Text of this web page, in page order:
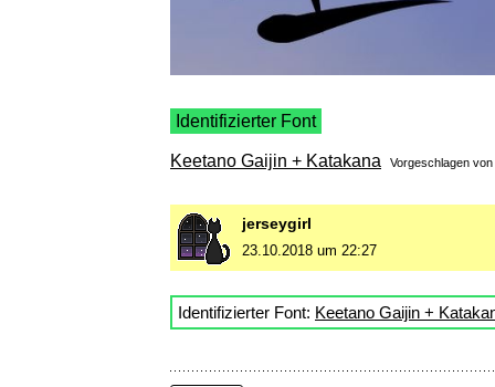
Identifizierter Font
Keetano Gaijin + Katakana Vorgeschlagen von
jerseygirl
23.10.2018 um 22:27
Identifizierter Font: Keetano Gaijin +